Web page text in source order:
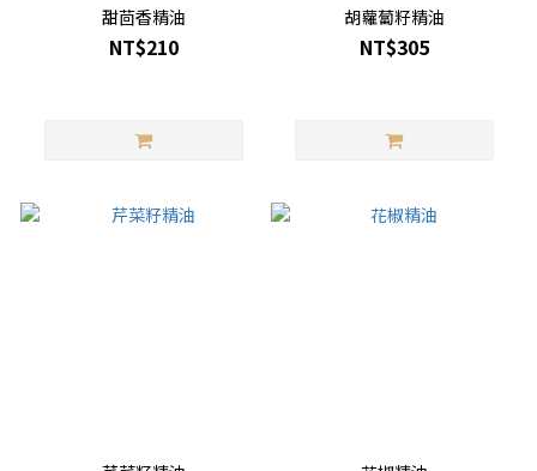
甜茴香精油
NT$210
胡蘿蔔籽精油
NT$305